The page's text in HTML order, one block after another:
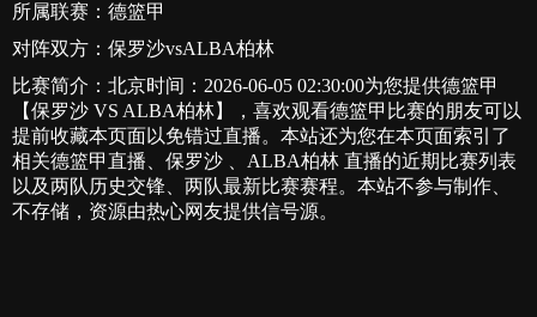
所属联赛： 德篮甲
对阵双方：保罗沙vsALBA柏林
比赛简介：北京时间：2026-06-05 02:30:00为您提供德篮甲
【保罗沙 VS ALBA柏林】，喜欢观看德篮甲比赛的朋友可以
提前收藏本页面以免错过直播。本站还为您在本页面索引了
相关德篮甲直播、保罗沙 、ALBA柏林 直播的近期比赛列表
以及两队历史交锋、两队最新比赛赛程。本站不参与制作、
不存储，资源由热心网友提供信号源。